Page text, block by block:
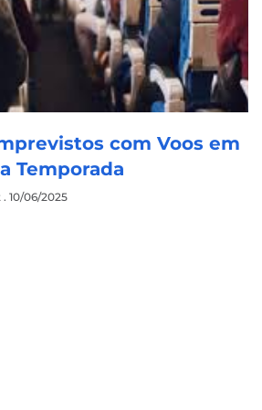
com Voos em
Temporada
10/06/2025